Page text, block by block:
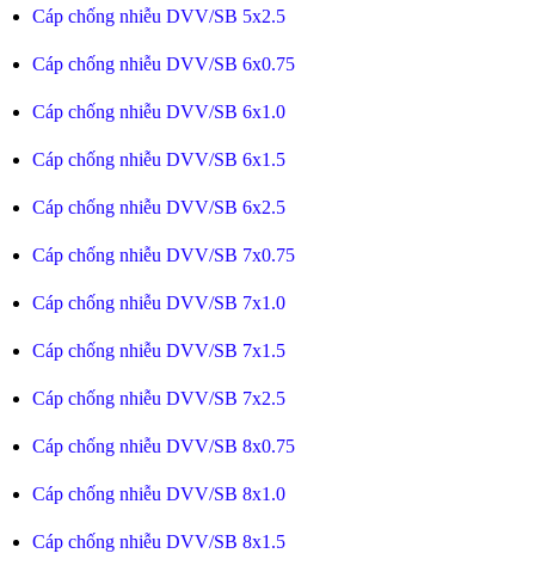
Cáp chống nhiễu DVV/SB 5x2.5
Cáp chống nhiễu DVV/SB 6x0.75
Cáp chống nhiễu DVV/SB 6x1.0
Cáp chống nhiễu DVV/SB 6x1.5
Cáp chống nhiễu DVV/SB 6x2.5
Cáp chống nhiễu DVV/SB 7x0.75
Cáp chống nhiễu DVV/SB 7x1.0
Cáp chống nhiễu DVV/SB 7x1.5
Cáp chống nhiễu DVV/SB 7x2.5
Cáp chống nhiễu DVV/SB 8x0.75
Cáp chống nhiễu DVV/SB 8x1.0
Cáp chống nhiễu DVV/SB 8x1.5